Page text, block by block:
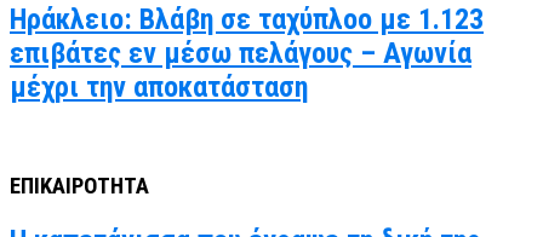
Ηράκλειο: Βλάβη σε ταχύπλοο με 1.123
επιβάτες εν μέσω πελάγους – Αγωνία
μέχρι την αποκατάσταση
ΕΠΙΚΑΙΡΟΤΗΤΑ